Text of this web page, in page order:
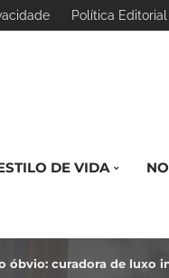
Política
DE VIDA
óbvio: curadora de luxo